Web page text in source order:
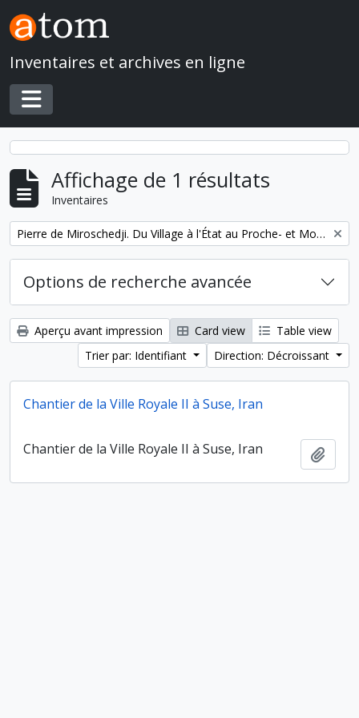
Skip to main content
Inventaires et archives en ligne
Toggle navigation
Affichage de 1 résultats
Inventaires
Remove filter: Pierre de Miroschedji. Du Village à l'État au Proche- et Moyen-Orient
Options de recherche avancée
Aperçu avant impression Card view
Table view
Trier par: Identifiant
Direction: Décroissant
Chantier de la Ville Royale II à Suse, Iran
Chantier de la Ville Royale II à Suse, Iran